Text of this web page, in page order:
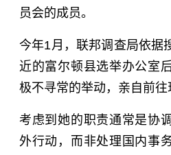
员会的成员。
今年1月，联邦调查局依据
近的富尔顿县选举办公室
极不寻常的举动，亲自前往
考虑到她的职责通常是协
外行动，而非处理国内事